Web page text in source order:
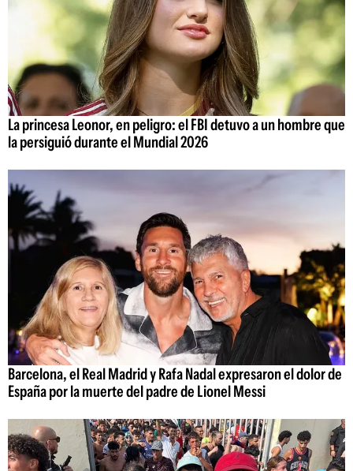
La princesa Leonor, en peligro: el FBI detuvo a un hombre que
la persiguió durante el Mundial 2026
Barcelona, el Real Madrid y Rafa Nadal expresaron el dolor de
España por la muerte del padre de Lionel Messi